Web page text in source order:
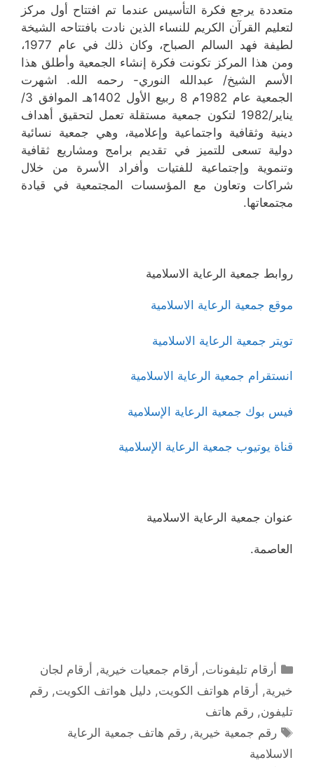
متعددة يرجع فكرة التأسيس عندما تم افتتاح أول مركز
لتعليم القرآن الكريم للنساء الذين نادت بافتتاحه الشيخة
لطيفة فهد السالم الصباح، وكان ذلك في عام 1977،
ومن هذا المركز تكونت فكرة إنشاء الجمعية وأطلق هذا
الأسم الشيخ/ عبدالله النوري- رحمه الله. اشهرت
الجمعية عام 1982م 8 ربيع الأول 1402هـ الموافق 3/
يناير/1982 لتكون جمعية مستقلة تعمل لتحقيق أهداف
دينية وثقافية واجتماعية وإعلامية، وهي جمعية نسائية
دولية تسعى للتميز في تقديم برامج ومشاريع ثقافية
وتنموية وإجتماعية للفتيات وأفراد الأسرة من خلال
شراكات وتعاون مع المؤسسات المجتمعية في قيادة
مجتمعاتها.
روابط جمعية الرعاية الاسلامية
موقع جمعية الرعاية الاسلامية
تويتر جمعية الرعاية الاسلامية
انستقرام جمعية الرعاية الاسلامية
فيس بوك جمعية الرعاية الإسلامية
قناة يوتيوب جمعية الرعاية الإسلامية
عنوان جمعية الرعاية الاسلامية
العاصمة.
التصنيفات
أرقام تليفونات, أرقام جمعيات خيرية, أرقام لجان
خيرية, أرقام هواتف الكويت, دليل هواتف الكويت, رقم
تليفون, رقم هاتف
الوسوم
رقم جمعية خيرية,رقم هاتف جمعية الرعاية
الاسلامية